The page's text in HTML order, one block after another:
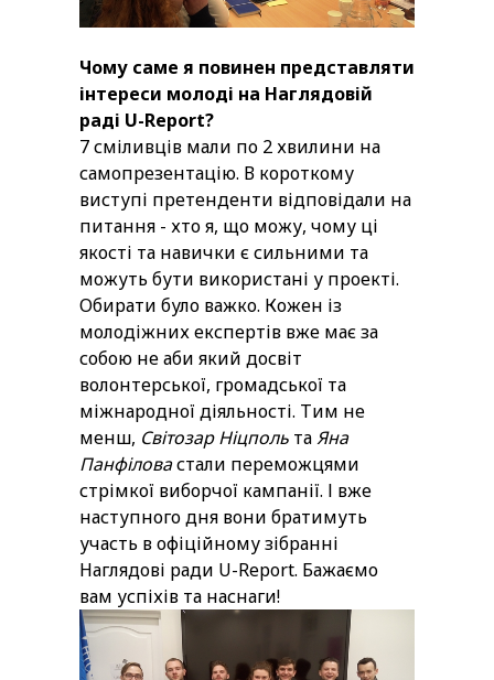
Чому саме я повинен представляти
інтереси молоді на Наглядовій
раді U-Report?
7 сміливців мали по 2 хвилини на
самопрезентацію. В короткому
виступі претенденти відповідали на
питання - хто я, що можу, чому ці
якості та навички є сильними та
можуть бути використані у проекті.
Обирати було важко. Кожен із
молодіжних експертів вже має за
собою не аби який досвіт
волонтерської, громадської та
міжнародної діяльності. Тим не
менш, Світозар Ніцполь таЯна
Панфіловастали переможцями
стрімкої виборчої кампанії. І вже
наступного дня вони братимуть
участь в офіційному зібранні
Наглядові ради U-Report. Бажаємо
вам успіхів та наснаги!